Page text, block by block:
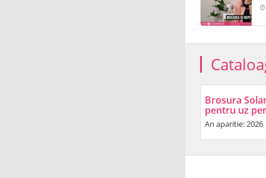
Brosura
pentru uz
An aparitie: 2026